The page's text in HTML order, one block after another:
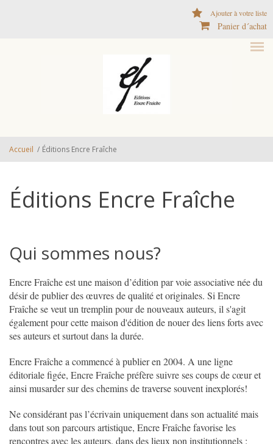
Ajouter à votre liste
Panier d´achat
Accueil / Éditions Encre Fraîche
Éditions Encre Fraîche
Qui sommes nous?
Encre Fraîche est une maison d’édition par voie associative née du
désir de publier des œuvres de qualité et originales. Si Encre
Fraîche se veut un tremplin pour de nouveaux auteurs, il s'agit
également pour cette maison d'édition de nouer des liens forts avec
ses auteurs et surtout dans la durée.
Encre Fraîche a commencé à publier en 2004. A une ligne
éditoriale figée, Encre Fraîche préfère suivre ses coups de cœur et
ainsi musarder sur des chemins de traverse souvent inexplorés!
Ne considérant pas l’écrivain uniquement dans son actualité mais
dans tout son parcours artistique, Encre Fraîche favorise les
rencontres avec les auteurs, dans des lieux non institutionnels :